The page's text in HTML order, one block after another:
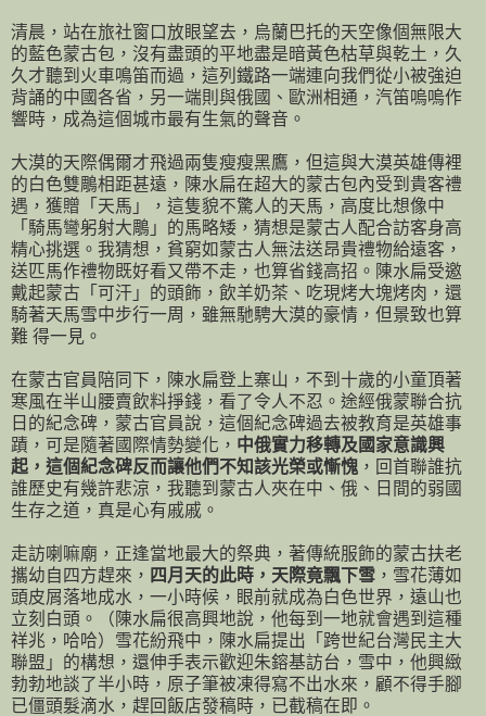
清晨，站在旅社窗口放眼望去，烏蘭巴托的天空像個無限大
的藍色蒙古包，沒有盡頭的平地盡是暗黃色枯草與乾土，久
久才聽到火車鳴笛而過，這列鐵路一端連向我們從小被強迫
背誦的中國各省，另一端則與俄國、歐洲相通，汽笛嗚嗚作
響時，成為這個城市最有生氣的聲音。
大漠的天際偶爾才飛過兩隻瘦瘦黑鷹，但這與大漠英雄傳裡
的白色雙鵰相距甚遠，陳水扁在超大的蒙古包內受到貴客禮
遇，獲贈「天馬」，這隻貌不驚人的天馬，高度比想像中
「騎馬彎躬射大鵰」的馬略矮，猜想是蒙古人配合訪客身高
精心挑選。我猜想，貧窮如蒙古人無法送昂貴禮物給遠客，
送匹馬作禮物既好看又帶不走，也算省錢高招。陳水扁受邀
戴起蒙古「可汗」的頭飾，飲羊奶茶、吃現烤大塊烤肉，還
騎著天馬雪中步行一周，雖無馳騁大漠的豪情，但景致也算
難 得一見。
在蒙古官員陪同下，陳水扁登上寨山，不到十歲的小童頂著
寒風在半山腰賣飲料掙錢，看了令人不忍。途經俄蒙聯合抗
日的紀念碑，蒙古官員說，這個紀念碑過去被教育是英雄事
蹟，可是隨著國際情勢變化， 中俄實力移轉及國家意識興
起，這個紀念碑反而讓他們不知該光榮或慚愧 ，回首聯誰抗
誰歷史有幾許悲涼，我聽到蒙古人夾在中、俄、日間的弱國
生存之道，真是心有戚戚。
走訪喇嘛廟，正逢當地最大的祭典，著傳統服飾的蒙古扶老
攜幼自四方趕來， 四月天的此時，天際竟飄下雪 ，雪花薄如
頭皮屑落地成水，一小時候，眼前就成為白色世界，遠山也
立刻白頭。（陳水扁很高興地說，他每到一地就會遇到這種
祥兆，哈哈）雪花紛飛中，陳水扁提出「跨世紀台灣民主大
聯盟」的構想，還伸手表示歡迎朱鎔基訪台，雪中，他興緻
勃勃地談了半小時，原子筆被凍得寫不出水來，顧不得手腳
已僵頭髮滴水，趕回飯店發稿時，已截稿在即。